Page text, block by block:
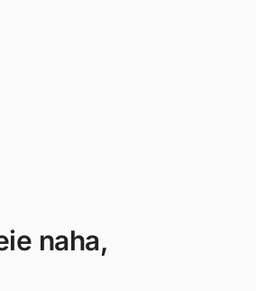
naha,